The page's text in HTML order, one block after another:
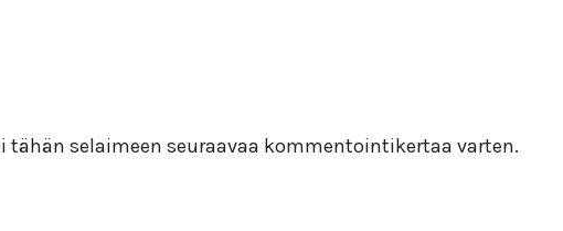
selaimeen seuraavaa kommentointikertaa varten.